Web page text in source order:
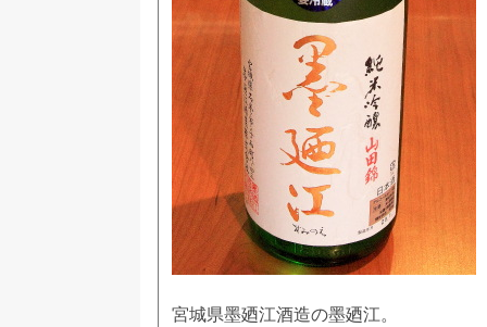
宮城県墨廼江酒造の墨廼江。